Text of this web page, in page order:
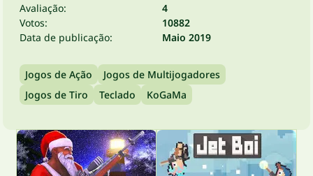
Avaliação:
4
Votos:
10882
Data de publicação:
Maio 2019
Jogos de Ação
Jogos de Multijogadores
Jogos de Tiro
Teclado KoGaMa